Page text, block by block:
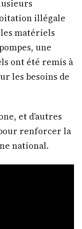
illégale
matériels
une
ont été remis à
les besoins de
et d’autres
renforcer la
national.